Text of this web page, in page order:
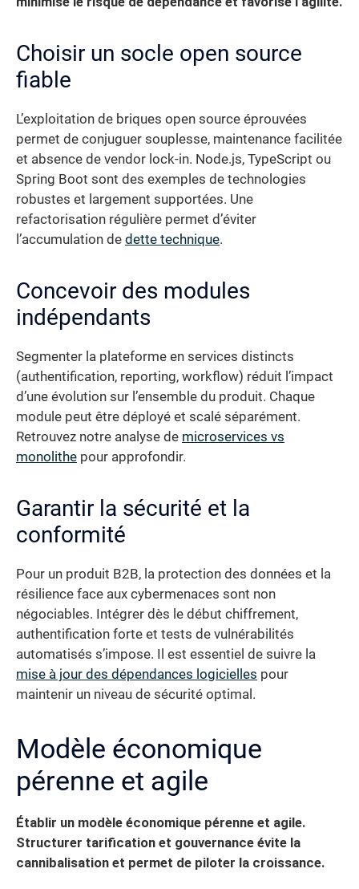
Choisir un socle open source
fiable
L’exploitation de briques open source éprouvées
permet de conjuguer souplesse, maintenance facilitée
et absence de vendor lock-in. Node.js, TypeScript ou
Spring Boot sont des exemples de technologies
robustes et largement supportées. Une
refactorisation régulière permet d’éviter
l’accumulation de dette technique.
Concevoir des modules
indépendants
Segmenter la plateforme en services distincts
(authentification, reporting, workflow) réduit l’impact
d’une évolution sur l’ensemble du produit. Chaque
module peut être déployé et scalé séparément.
Retrouvez notre analyse de microservices vs
monolithe pour approfondir.
Garantir la sécurité et la
conformité
Pour un produit B2B, la protection des données et la
résilience face aux cybermenaces sont non
négociables. Intégrer dès le début chiffrement,
authentification forte et tests de vulnérabilités
automatisés s’impose. Il est essentiel de suivre la
mise à jour des dépendances logicielles pour
maintenir un niveau de sécurité optimal.
Modèle économique
pérenne et agile
Établir un modèle économique pérenne et agile.
Structurer tarification et gouvernance évite la
cannibalisation et permet de piloter la croissance.